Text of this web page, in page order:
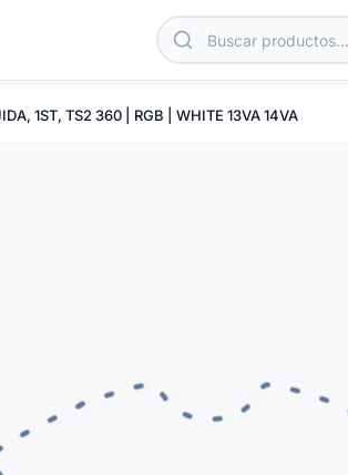
1ST, TS2 360 | RGB | WHITE 13VA 14VA